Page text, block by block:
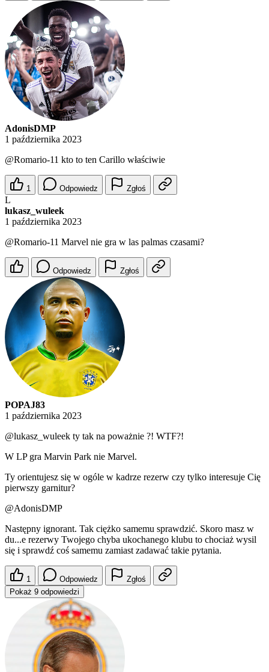
AdonisDMP
1 października 2023
@Romario-11 kto to ten Carillo właściwie
1 Odpowiedz Zgłoś
L
lukasz_wuleek
1 października 2023
@Romario-11 Marvel nie gra w las palmas czasami?
Odpowiedz Zgłoś
POPAJ83
1 października 2023
@lukasz_wuleek ty tak na poważnie ?! WTF?!
W LP gra Marvin Park nie Marvel.
Ty orientujesz się w ogóle w kadrze rezerw czy tylko interesuje Cię
pierwszy garnitur?
@AdonisDMP
Następny ignorant. Tak ciężko samemu sprawdzić. Skoro masz w
du...e rezerwy Twojego chyba ukochanego klubu to chociaż wysil
się i sprawdź coś samemu zamiast zadawać takie pytania.
1 Odpowiedz
Zgłoś
Pokaż 9 odpowiedzi